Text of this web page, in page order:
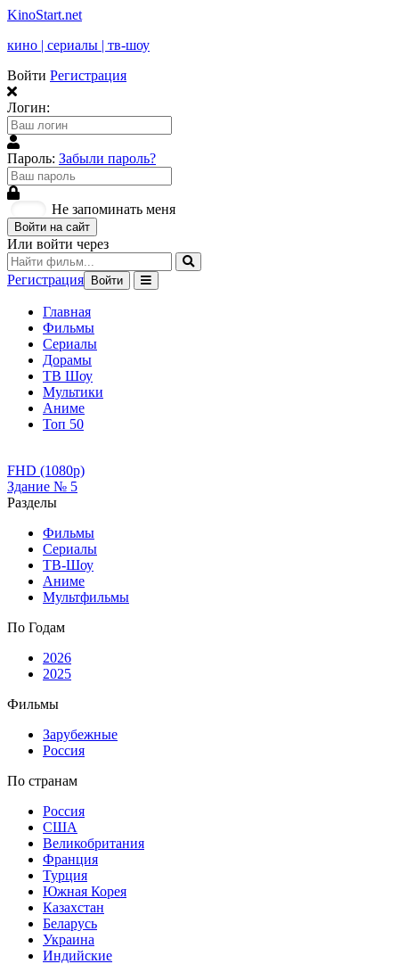
KinoStart.net
кино | сериалы | тв-шоу
Войти Регистрация
Логин:
Пароль: Забыли пароль?
Не запоминать меня
Войти на сайт
Или войти через
Регистрация Войти
Главная
Фильмы
Сериалы
Дорамы
ТВ Шоу
Мультики
Аниме
Топ 50
FHD (1080p)
Здание № 5
Разделы
Фильмы
Сериалы
ТВ-Шоу
Аниме
Мультфильмы
По Годам
2026
2025
Фильмы
Зарубежные
Россия
По странам
Россия
США
Великобритания
Франция
Турция
Южная Корея
Казахстан
Беларусь
Украина
Индийские